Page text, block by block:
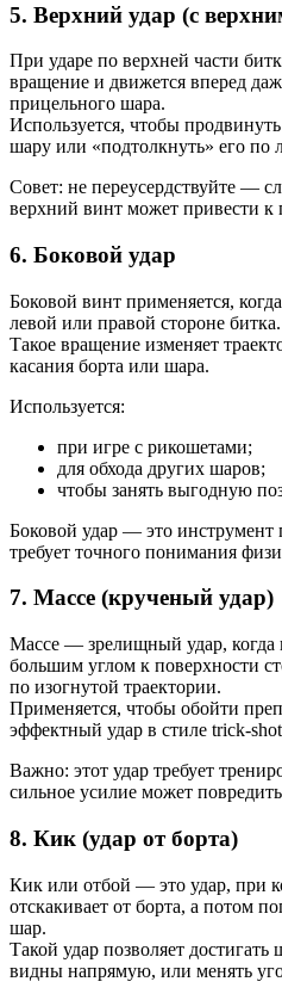
5. Верхний удар (с
При ударе по верхней части
вращение и движется вперед
прицельного шара.
Используется, чтобы
шару или «подтолкнуть» его по
Совет: не переусердствуйте —
верхний винт может привести к
6. Боковой удар
Боковой винт применяется,
левой или правой стороне битка.
Такое вращение изменяет
касания борта или шара.
Используется:
при игре с рикошетами;
для обхода других шаров;
чтобы занять выгодную
Боковой удар — это инструмент
требует точного понимания
7. Массе (крученый удар)
Массе — зрелищный удар, когда
большим углом к поверхности
по изогнутой траектории.
Применяется, чтобы обойти
эффектный удар в стиле trick-
Важно: этот удар требует
сильное усилие может
8. Кик (удар от борта)
Кик или отбой — это удар, при
отскакивает от борта, а потом
шар.
Такой удар позволяет
видны напрямую, или менять